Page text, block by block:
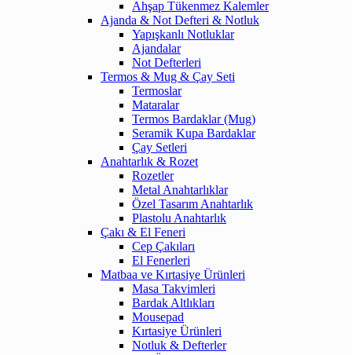
Ahşap Tükenmez Kalemler
Ajanda & Not Defteri & Notluk
Yapışkanlı Notluklar
Ajandalar
Not Defterleri
Termos & Mug & Çay Seti
Termoslar
Mataralar
Termos Bardaklar (Mug)
Seramik Kupa Bardaklar
Çay Setleri
Anahtarlık & Rozet
Rozetler
Metal Anahtarlıklar
Özel Tasarım Anahtarlık
Plastolu Anahtarlık
Çakı & El Feneri
Cep Çakıları
El Fenerleri
Matbaa ve Kırtasiye Ürünleri
Masa Takvimleri
Bardak Altlıkları
Mousepad
Kırtasiye Ürünleri
Notluk & Defterler